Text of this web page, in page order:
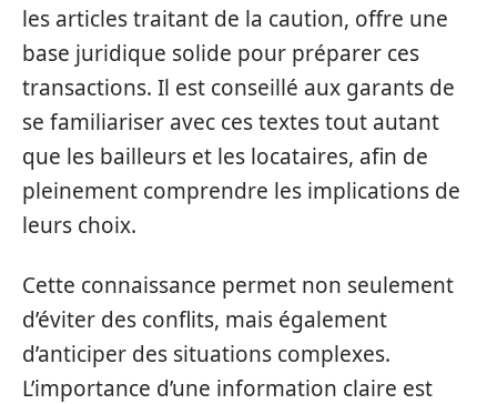
les articles traitant de la caution, offre une
base juridique solide pour préparer ces
transactions. Il est conseillé aux garants de
se familiariser avec ces textes tout autant
que les bailleurs et les locataires, afin de
pleinement comprendre les implications de
leurs choix.
Cette connaissance permet non seulement
d’éviter des conflits, mais également
d’anticiper des situations complexes.
L’importance d’une information claire est